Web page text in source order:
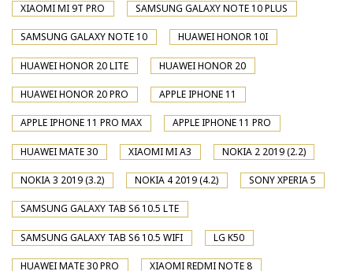
XIAOMI MI 9T PRO SAMSUNG GALAXY NOTE 10 PLUS
SAMSUNG GALAXY NOTE 10 HUAWEI HONOR 10I
HUAWEI HONOR 20 LITE HUAWEI HONOR 20
HUAWEI HONOR 20 PRO APPLE IPHONE 11
APPLE IPHONE 11 PRO MAX APPLE IPHONE 11 PRO
HUAWEI MATE 30 XIAOMI MI A3 NOKIA 2 2019 (2.2)
NOKIA 3 2019 (3.2) NOKIA 4 2019 (4.2) SONY XPERIA 5
SAMSUNG GALAXY TAB S6 10.5 LTE
SAMSUNG GALAXY TAB S6 10.5 WIFI LG K50
HUAWEI MATE 30 PRO XIAOMI REDMI NOTE 8